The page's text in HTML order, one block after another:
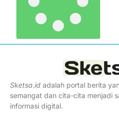
Sketsa.id adalah portal berita
semangat dan cita-cita menjadi
informasi digital.